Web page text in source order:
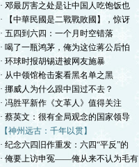
· 邓最厉害之处是让中国人吃饱饭也
· 【中華民國是二戰戰敗國】，惊讶
· 五四到六四：一个月时空错落
· 喝了一瓶鸿茅，俺为这位蒋公后怕
· 环球时报胡锡进被网友施暴
· 从中领馆枪击案看黑名单之黑
· 挪威人为什么跟中国过不去？
· 冯胜平新作《文革人》值得关注
· 蔡英文：很有全局观念的国家领导
【神州远古：千年以贯】
· 纪念六四旧作重发：六四“平反”的
· 俺要上访申冤——俺从来不认为毛有